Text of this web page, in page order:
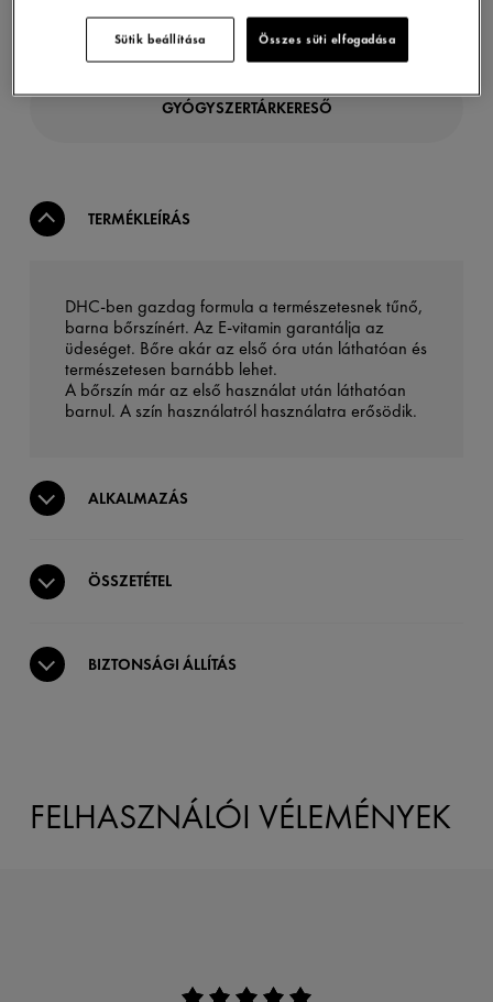
ONLINE VÁSÁRLÁS
GYÓGYSZERTÁRKERESŐ
TERMÉKLEÍRÁS
DHC-ben gazdag formula a természetesnek tűnő,
barna bőrszínért. Az E-vitamin garantálja az
üdeséget. Bőre akár az első óra után láthatóan és
természetesen barnább lehet.
A bőrszín már az első használat után láthatóan
barnul. A szín használatról használatra erősödik.
ALKALMAZÁS
ÖSSZETÉTEL
BIZTONSÁGI ÁLLÍTÁS
FELHASZNÁLÓI VÉLEMÉNYEK
Sütik beállítása Összes süti elfogadása